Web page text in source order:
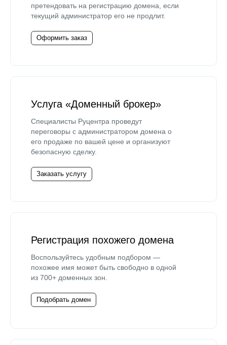
претендовать на регистрацию домена, если
текущий администратор его не продлит.
Оформить заказ
Услуга «Доменный брокер»
Специалисты Руцентра проведут
переговоры с администратором домена о
его продаже по вашей цене и организуют
безопасную сделку.
Заказать услугу
Регистрация похожего домена
Воспользуйтесь удобным подбором —
похожее имя может быть свободно в одной
из 700+ доменных зон.
Подобрать домен